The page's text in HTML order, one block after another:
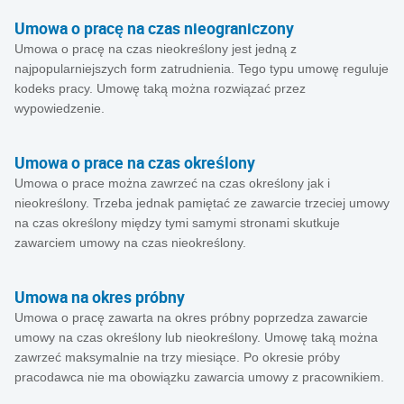
Umowa o pracę na czas nieograniczony
Umowa o pracę na czas nieokreślony jest jedną z
najpopularniejszych form zatrudnienia. Tego typu umowę reguluje
kodeks pracy. Umowę taką można rozwiązać przez
wypowiedzenie.
Umowa o prace na czas określony
Umowa o prace można zawrzeć na czas określony jak i
nieokreślony. Trzeba jednak pamiętać ze zawarcie trzeciej umowy
na czas określony między tymi samymi stronami skutkuje
zawarciem umowy na czas nieokreślony.
Umowa na okres próbny
Umowa o pracę zawarta na okres próbny poprzedza zawarcie
umowy na czas określony lub nieokreślony. Umowę taką można
zawrzeć maksymalnie na trzy miesiące. Po okresie próby
pracodawca nie ma obowiązku zawarcia umowy z pracownikiem.